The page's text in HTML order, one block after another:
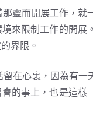
而開展工作，就
來限制工作的開展
界限。
在心裏，因為有一
的事上，也是這